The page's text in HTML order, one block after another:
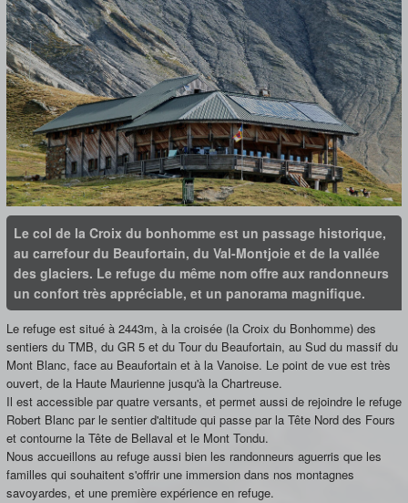
Le col de la Croix du bonhomme est un passage historique,
au carrefour du Beaufortain, du Val-Montjoie et de la vallée
des glaciers. Le refuge du même nom offre aux randonneurs
un confort très appréciable, et un panorama magnifique.
Le refuge est situé à 2443m, à la croisée (la Croix du Bonhomme) des
sentiers du TMB, du GR 5 et du Tour du Beaufortain, au Sud du massif du
Mont Blanc, face au Beaufortain et à la Vanoise. Le point de vue est très
ouvert, de la Haute Maurienne jusqu'à la Chartreuse.
Il est accessible par quatre versants, et permet aussi de rejoindre le refuge
Robert Blanc par le sentier d'altitude qui passe par la Tête Nord des Fours
et contourne la Tête de Bellaval et le Mont Tondu.
Nous accueillons au refuge aussi bien les randonneurs aguerris que les
familles qui souhaitent s'offrir une immersion dans nos montagnes
savoyardes, et une première expérience en refuge.